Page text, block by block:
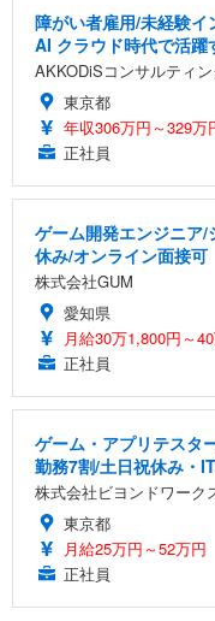
障がい者雇用/未経験
AI クラウド時代で活
AKKODiSコンサルティ
東京都
年収306万円～329万
正社員
ゲーム開発エンジニア
休み/オンライン面接可
株式会社GUM
愛知県
月給30万1,800円～
正社員
ゲーム・アプリテスタ
勤務7割/土日祝休み・
株式会社ビヨンドワーク
東京都
月給25万円～52万円
正社員